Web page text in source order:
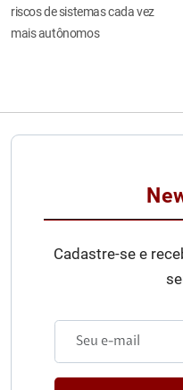
riscos de sistemas cada vez
mais autônomos
Cadastre-se e